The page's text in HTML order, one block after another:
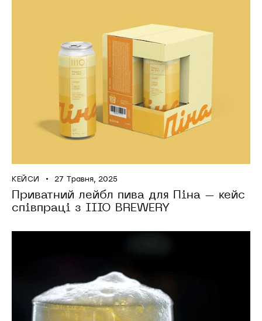
КЕЙСИ 27 Травня, 2025
Приватний лейбл пива для Піна – кейс
співпраці з IIIO BREWERY